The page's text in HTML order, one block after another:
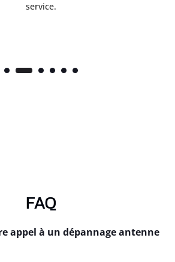
service.
FAQ
appel à un dépannage antenne